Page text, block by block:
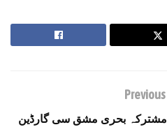
مشترکہ بحری مشق سی گارڈین